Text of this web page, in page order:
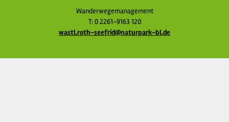
Wanderwegemanagement
T: 0 2261-9163 120
wastl.roth-seefrid@naturpark-bl.de